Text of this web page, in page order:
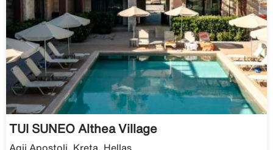
TUI SUNEO Althea Village
Agii Apostoli, Kreta, Hellas